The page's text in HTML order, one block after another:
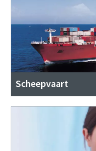
Scheepvaart